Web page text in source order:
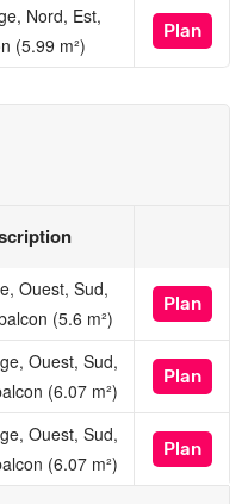
roulants motorisés et un
découvrir Osmose et faire
en vigueur.
de résidence
en vigueur.
ce bien est exposé
:
Nord, Est,
(5.99 m²)
Plan
Ouest, Sud,
(5.6 m²)
Plan
Ouest, Sud,
(6.07 m²)
Plan
Ouest, Sud,
(6.07 m²)
Plan